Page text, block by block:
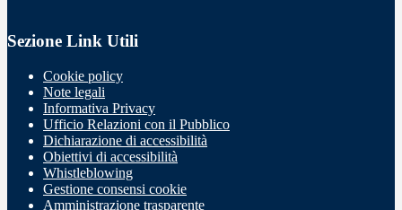
Sezione Link Utili
Cookie policy
Note legali
Informativa Privacy
Ufficio Relazioni con il Pubblico
Dichiarazione di accessibilità
Obiettivi di accessibilità
Whistleblowing
Gestione consensi cookie
Amministrazione trasparente